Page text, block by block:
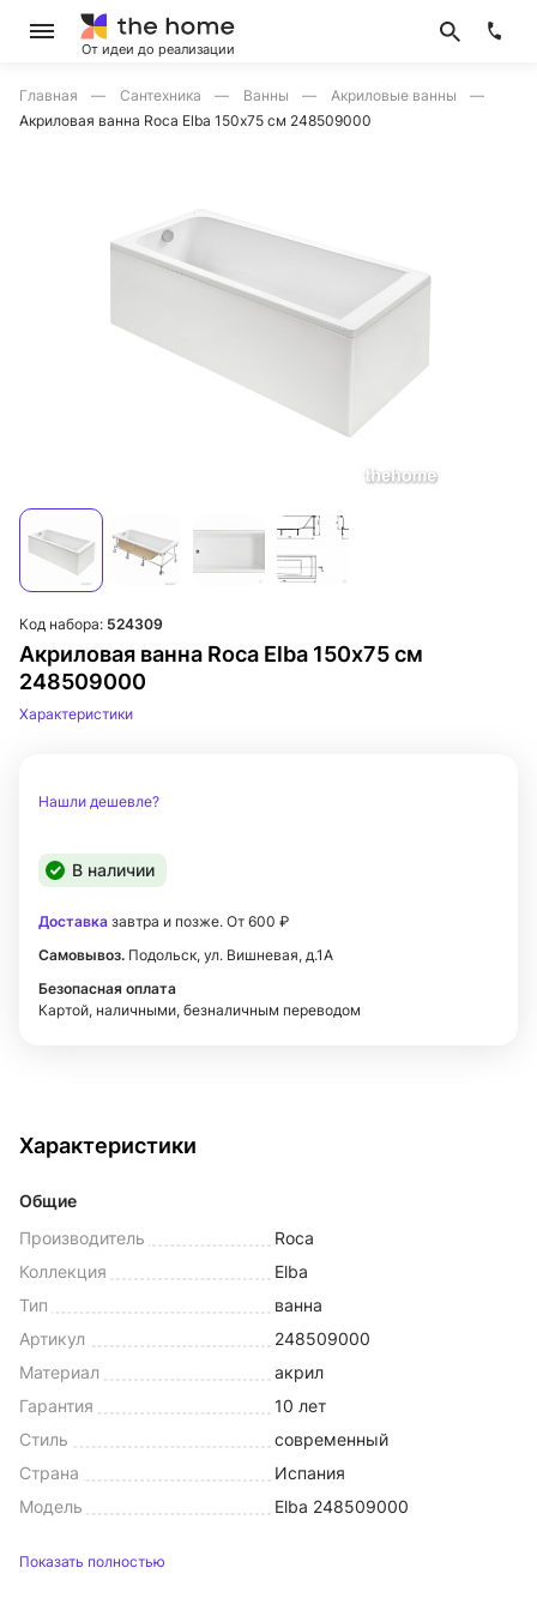
От идеи до реализации
Главная Сантехника Ванны
Акриловые ванны
Акриловая ванна Roca Elba 150х75 см 248509000
Акриловая ванна Roca Elba 150х75 см
248509000
Код набора: 524309
Характеристики
Нашли дешевле?
В наличии
Доставка завтра и позже. От 600 ₽
Самовывоз. Подольск, ул. Вишневая, д.1А
Безопасная оплата
Картой, наличными, безналичным переводом
Характеристики
Общие
Производитель
Roca
Коллекция
Elba
Тип
ванна
Артикул
248509000
Материал
акрил
Гарантия
10 лет
Стиль
современный
Страна
Испания
Модель
Elba 248509000
Показать полностью